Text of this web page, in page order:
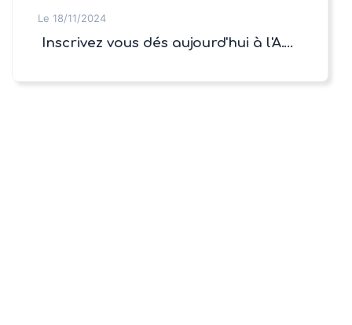
Le 18/11/2024
Inscrivez vous dés aujourd'hui à l'A.G 2025